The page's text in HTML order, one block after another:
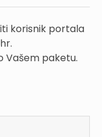
korisnik portala
Vašem paketu.